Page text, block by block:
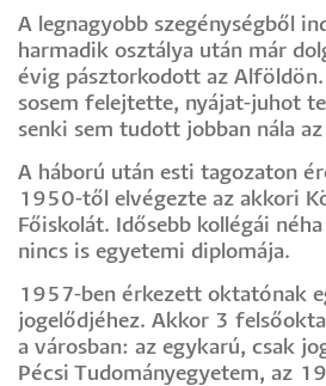
A legnagyobb szegénységből
harmadik osztálya után már
évig pásztorkodott az
sosem felejtette, nyájat-juhot
senki sem tudott jobban nála
A háború után esti tagozaton
1950-től elvégezte az akkori
Főiskolát. Idősebb kollégái
nincs is egyetemi diplomája.
1957-ben érkezett oktatónak
jogelődjéhez. Akkor 3
a városban: az egykarú, csak
Pécsi Tudományegyetem, az